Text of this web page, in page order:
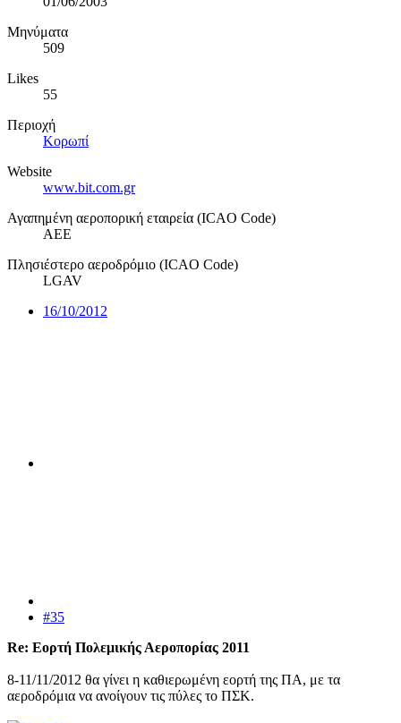
Μηνύματα
509
Likes
55
Περιοχή
Κορωπί
Website
www.bit.com.gr
Αγαπημένη αεροπορική εταιρεία (ICAO Code)
AEE
Πλησιέστερο αεροδρόμιο (ICAO Code)
LGAV
16/10/2012
#35
Re: Εορτή Πολεμικής Αεροπορίας 2011
8-11/11/2012 θα γίνει η καθιερωμένη εορτή της ΠΑ, με τα
αεροδρόμια να ανοίγουν τις πύλες το ΠΣΚ.